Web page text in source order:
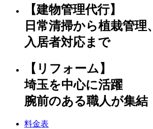
【建物管理代行】
日常清掃から植栽管理、
入居者対応まで
【リフォーム】
埼玉を中心に活躍
腕前のある職人が集結
料金表